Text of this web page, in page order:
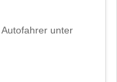
unter